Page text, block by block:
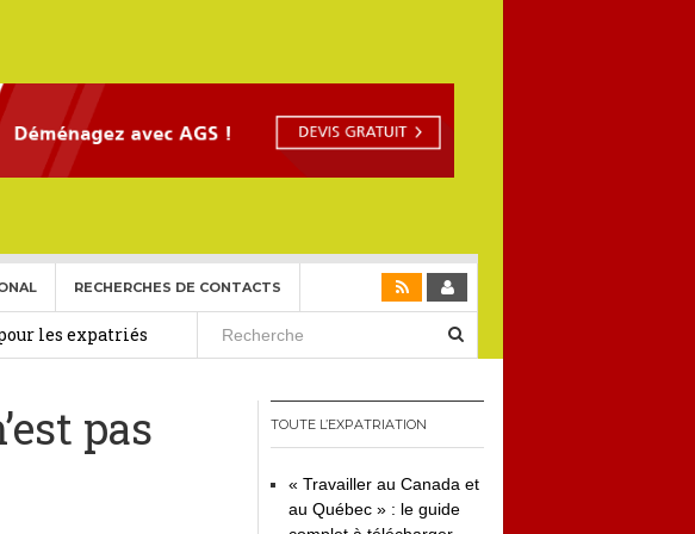
RECHERCHES DE CONTACTS
février 2026
les expatriés
pas
TOUTE L’EXPATRIATION
« Travailler au Canada et
au Québec » : le guide